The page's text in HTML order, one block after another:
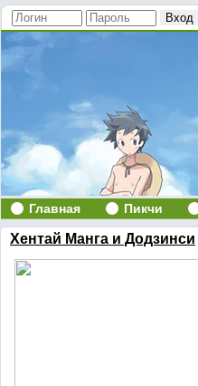
Главная Пикчи
Хентай Манга и Додзинси